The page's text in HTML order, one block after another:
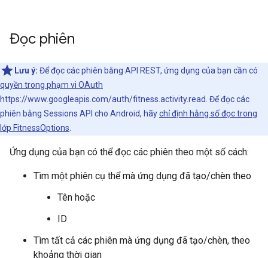
Đọc phiên
Lưu ý: Để đọc các phiên bằng API REST, ứng dụng của bạn cần có
quyền trong phạm vi OAuth
https://www.googleapis.com/auth/fitness.activity.read. Để đọc các
phiên bằng Sessions API cho Android, hãychỉ định hằng số đọc trong
lớp FitnessOptions
Ứng dụng của bạn có thể đọc các phiên theo một số cách:
Tìm một phiên cụ thể mà ứng dụng đã tạo/chèn theo
Tên hoặc
ID
Tìm tất cả các phiên mà ứng dụng đã tạo/chèn, theo
khoảng thời gian